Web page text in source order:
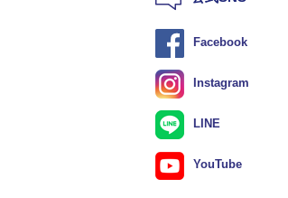
Facebook
Instagram
LINE
YouTube